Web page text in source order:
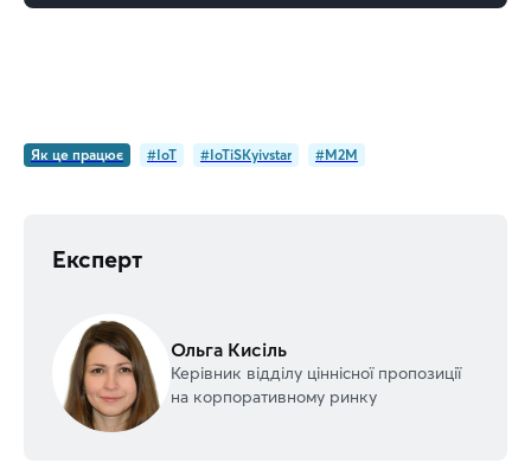
Як це працює #IoT #IoTiSKyivstar #M2M
Експерт
Ольга Кисіль
Керівник відділу ціннісної пропозиції
на корпоративному ринку